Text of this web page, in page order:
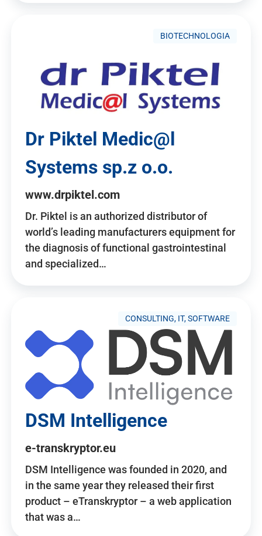
BIOTECHNOLOGIA
Dr Piktel Medic@l
Systems sp.z o.o.
www.drpiktel.com
Dr. Piktel is an authorized distributor of
world’s leading manufacturers equipment for
the diagnosis of functional gastrointestinal
and specialized…
CONSULTING, IT, SOFTWARE
DSM Intelligence
e-transkryptor.eu
DSM Intelligence was founded in 2020, and
in the same year they released their first
product – eTranskryptor – a web application
that was a…